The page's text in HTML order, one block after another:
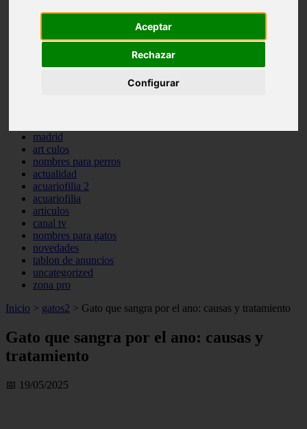
Aceptar
Rechazar
Configurar
cr a
especies invasoras
madrid
art culos
nombres para perros
actualidad
acuariofilia 2
acuariofilia
articulos
canal tv
nombres para gatos
novedades
tablon de anuncios
uncategorized
zona pro
Inicio > gatos2 > Gato que sangra por el ano: causas y tratamiento
Gato que sangra por el ano: causas y
tratamiento
📅 19/05/2025